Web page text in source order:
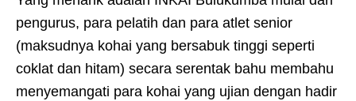
pengurus, para pelatih dan para atlet senior
(maksudnya kohai yang bersabuk tinggi seperti
coklat dan hitam) secara serentak bahu membahu
menyemangati para kohai yang ujian dengan hadir